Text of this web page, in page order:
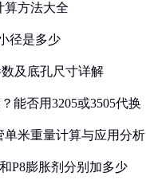
算方法大全
径是多少
及底孔尺寸详解
能否用3205或3505代换
单米重量计算与应用分析
P8膨胀剂分别加多少